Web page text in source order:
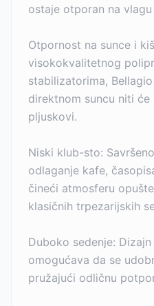
ostaje otporan na vlagu
Otpornost na sunce i
visokokvalitetnog
stabilizatorima,
direktnom suncu niti
pljuskovi.
Niski klub-sto:
odlaganje kafe,
čineći atmosferu
klasičnih trpezarijskih
Duboko sedenje:
omogućava da se
pružajući odličnu